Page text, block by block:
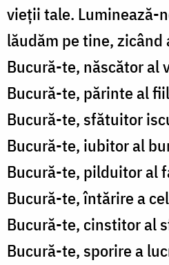
vieții tale. Luminează-
lăudăm pe tine, zicând
Bucură-te, născător al
Bucură-te, părinte al
Bucură-te, sfătuitor
Bucură-te, iubitor al
Bucură-te, pilduitor al
Bucură-te, întărire a
Bucură-te, cinstitor al
Bucură-te, sporire a